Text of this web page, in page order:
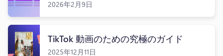
2026年2月9日
TikTok 動画のための究極のガイド
2025年12月11日